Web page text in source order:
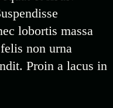
lobortis massa
non urna
Proin a lacus in